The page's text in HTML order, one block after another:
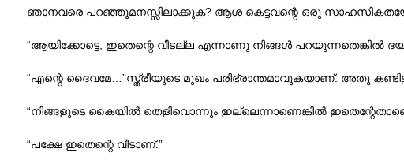
ഞാനവരെ പറഞ്ഞുമനസ്സിലാക്കുക? ആശ കെട്ടവന്റെ ഒരു
“ആയിക്കോട്ടെ, ഇതെന്റെ വീടല്ല എന്നാണു നിങ്ങൾ പറയുന്നതെങ്കിൽ
“എന്റെ ദൈവമേ…”സ്ത്രീയുടെ മുഖം പരിഭ്രാന്തമാവുകയാണ്‌. അതു
“നിങ്ങളുടെ കൈയിൽ തെളിവൊന്നും ഇല്ലെന്നാണെങ്കിൽ
“പക്ഷേ ഇതെന്റെ വീടാണ്‌.”